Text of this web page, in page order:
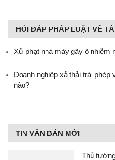
HỎI ĐÁP PHÁP LUẬT VỀ
Xử phạt nhà máy gây ô nhiễm
Doanh nghiệp xả thải trái
nào?
TIN VĂN BẢN MỚI
Thủ